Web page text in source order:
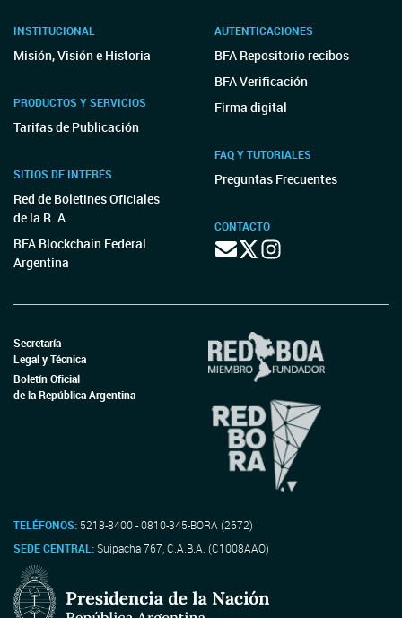
INSTITUCIONAL
Misión, Visión e Historia
PRODUCTOS Y SERVICIOS
Tarifas de Publicación
SITIOS DE INTERÉS
Red de Boletines Oficiales
de la R. A.
BFA Blockchain Federal
Argentina
AUTENTICACIONES
BFA Repositorio recibos
BFA Verificación
Firma digital
FAQ Y TUTORIALES
Preguntas Frecuentes
CONTACTO
Secretaría
Legal y Técnica
Boletín Oficial
de la República Argentina
TELÉFONOS: 5218-8400 - 0810-345-BORA (2672)
SEDE CENTRAL:Suipacha 767, C.A.B.A. (C1008AAO)